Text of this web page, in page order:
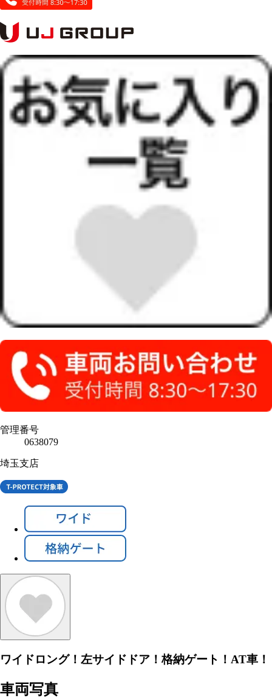
管理番号
0638079
埼玉支店
ワイドロング！左サイドドア！格納ゲート！AT車！
車両写真